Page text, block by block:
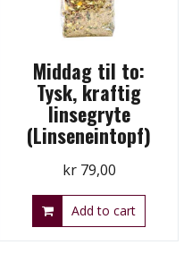
Middag til to:
Tysk, kraftig
linsegryte
(Linseneintopf)
kr79,00
Add to cart